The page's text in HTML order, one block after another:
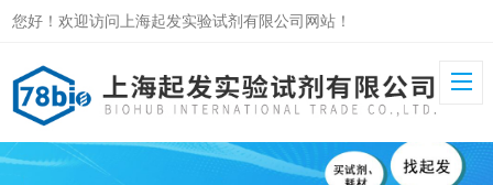
您好！欢迎访问上海起发实验试剂有限公司网站！